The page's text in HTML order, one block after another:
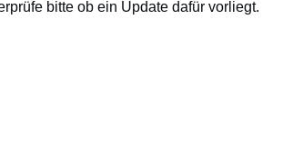
bitte ob ein Update dafür vorliegt.